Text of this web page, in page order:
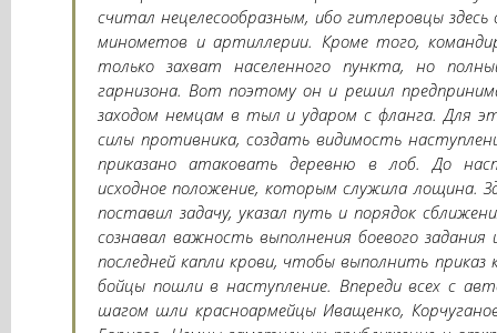
считал нецелесообразным, ибо гитлеровцы
минометов и артиллерии. Кроме того,
только захват населенного пункта, но
гарнизона. Вот поэтому он и решил
заходом немцам в тыл и ударом с фланга. Для
силы противника, создать видимость
приказано атаковать деревню в лоб. До
исходное положение, которым служила лощина.
поставил задачу, указал путь и порядок
сознавал важность выполнения боевого
последней капли крови, чтобы выполнить приказ
бойцы пошли в наступление. Впереди всех с
шагом шли красноармейцы Иващенко,